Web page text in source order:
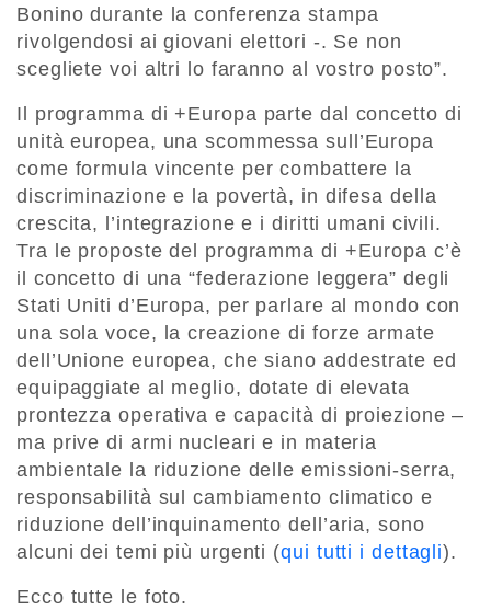
Bonino durante la conferenza stampa
rivolgendosi ai giovani elettori -. Se non
scegliete voi altri lo faranno al vostro posto”.
Il programma di +Europa parte dal concetto di
unità europea, una scommessa sull’Europa
come formula vincente per combattere la
discriminazione e la povertà, in difesa della
crescita, l’integrazione e i diritti umani civili.
Tra le proposte del programma di +Europa c’è
il concetto di una “federazione leggera” degli
Stati Uniti d’Europa, per parlare al mondo con
una sola voce, la creazione di forze armate
dell’Unione europea, che siano addestrate ed
equipaggiate al meglio, dotate di elevata
prontezza operativa e capacità di proiezione –
ma prive di armi nucleari e in materia
ambientale la riduzione delle emissioni-serra,
responsabilità sul cambiamento climatico e
riduzione dell’inquinamento dell’aria, sono
alcuni dei temi più urgenti (qui tutti i dettagli).
Ecco tutte le foto.